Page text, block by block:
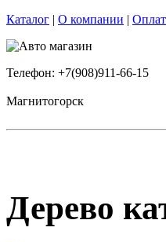
Каталог | О компании |
Телефон: +7(908)911-66-15
Магнитогорск
Дерево